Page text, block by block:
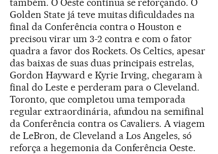
também. O Oeste continua se reforçando. O
Golden State já teve muitas dificuldades na
final da Conferência contra o Houston e
precisou virar um 3-2 contra e com o fator
quadra a favor dos Rockets. Os Celtics, apesar
das baixas de suas duas principais estrelas,
Gordon Hayward e Kyrie Irving, chegaram à
final do Leste e perderam para o Cleveland.
Toronto, que completou uma temporada
regular extraordinária, afundou na semifinal
da Conferência contra os Cavaliers. A viagem
de LeBron, de Cleveland a Los Angeles, só
reforça a hegemonia da Conferência Oeste.